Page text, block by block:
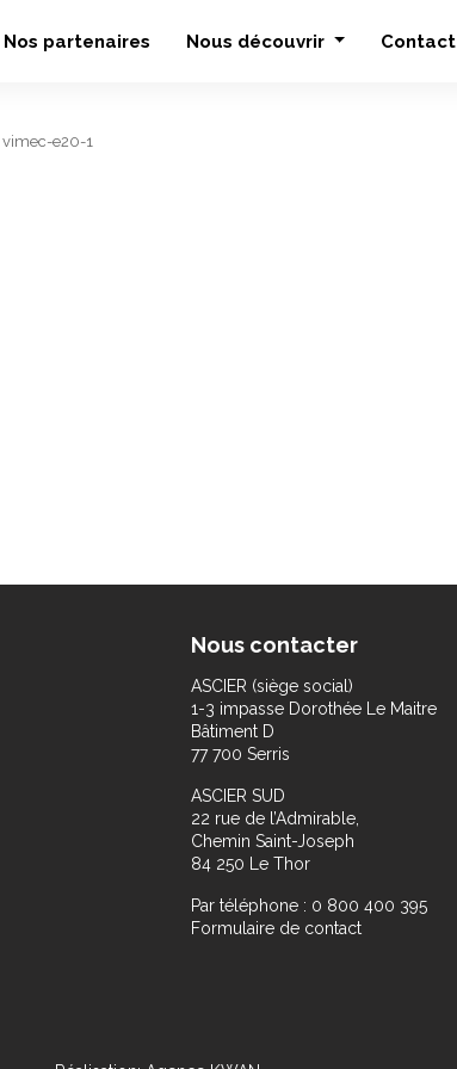
Nos partenaires Nous découvrir Contact
vimec-e20-1
Nous contacter
ASCIER (siège social)
1-3 impasse Dorothée Le Maitre
Bâtiment D
77 700 Serris
ASCIER SUD
22 rue de l’Admirable,
Chemin Saint-Joseph
84 250 Le Thor
Par téléphone : 0 800 400 395
Formulaire de contact